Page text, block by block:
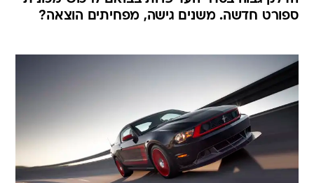
ספורט חדשה. משנים גישה, מפחיתים הוצאה?